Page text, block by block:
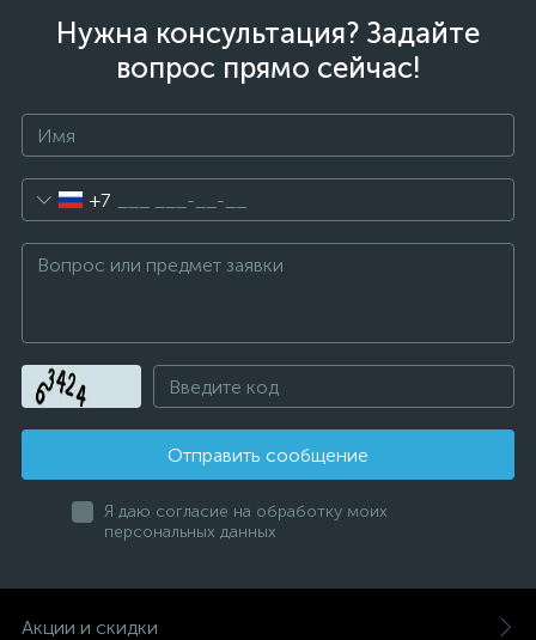
Нужна консультация? Задайте
вопрос прямо сейчас!
+7
Отправить сообщение
Я даю согласие на обработку моих
персональных данных
Акции и скидки